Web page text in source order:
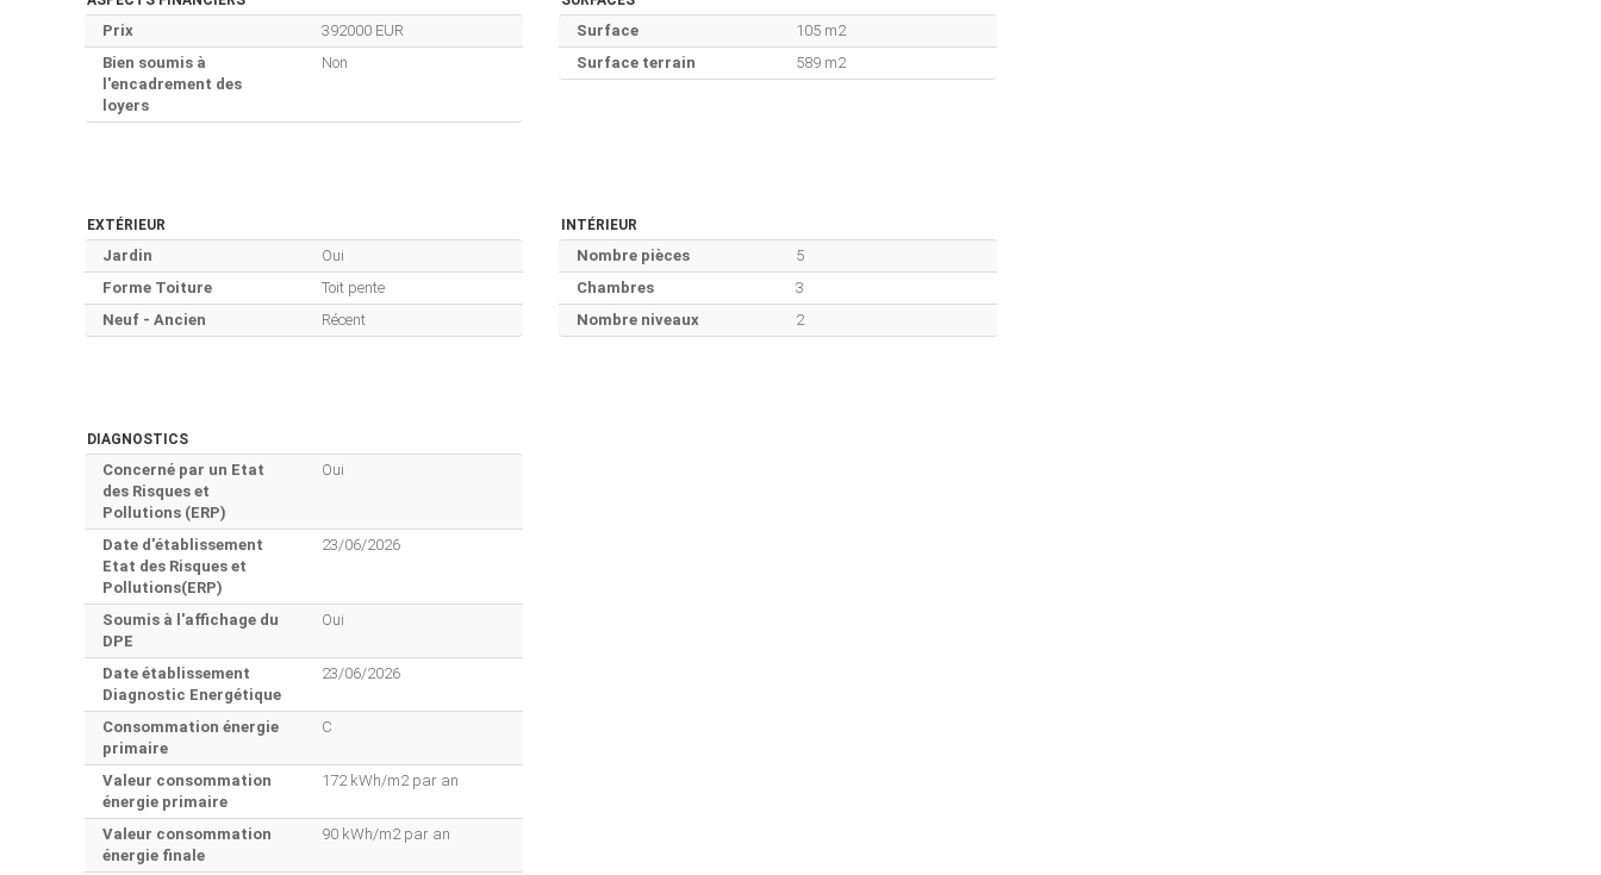
Prix
392000 EUR
Bien soumis à
l'encadrement des
loyers
Non
Surface
105 m2
Surface terrain
589 m2
EXTÉRIEUR
Jardin
Oui
Forme Toiture
Toit pente
Neuf - Ancien
Récent
INTÉRIEUR
Nombre pièces
5
Chambres
3
Nombre niveaux
2
DIAGNOSTICS
Concerné par un Etat
des Risques et
Pollutions (ERP)
Oui
Date d'établissement
Etat des Risques et
Pollutions(ERP)
23/06/2026
Soumis à l'affichage du
DPE
Oui
Date établissement
Diagnostic Energétique
23/06/2026
Consommation énergie
primaire
C
Valeur consommation
énergie primaire
172 kWh/m2 par an
Valeur consommation
énergie finale
90 kWh/m2 par an